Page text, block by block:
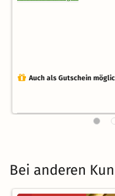
Auch als Gutschein
Bei anderen